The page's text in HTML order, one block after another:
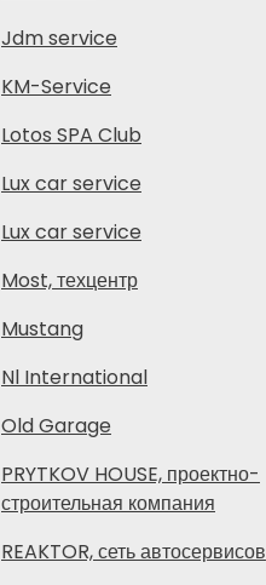
Jdm service
KM-Service
Lotos SPA Club
Lux car service
Lux car service
Most, техцентр
Mustang
Nl International
Old Garage
PRYTKOV HOUSE, проектно-
строительная компания
REAKTOR, сеть автосервисов